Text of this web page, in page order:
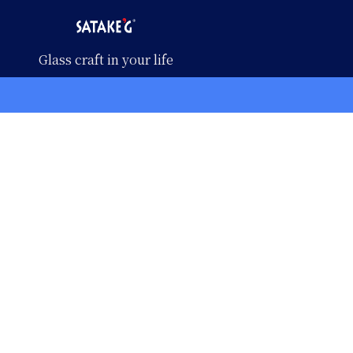
Glass craft in your life